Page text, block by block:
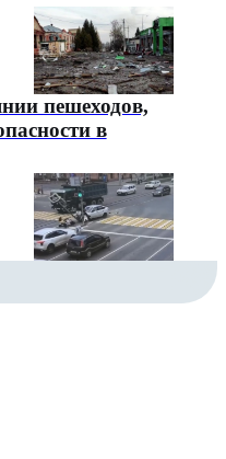
пешеходов,
в